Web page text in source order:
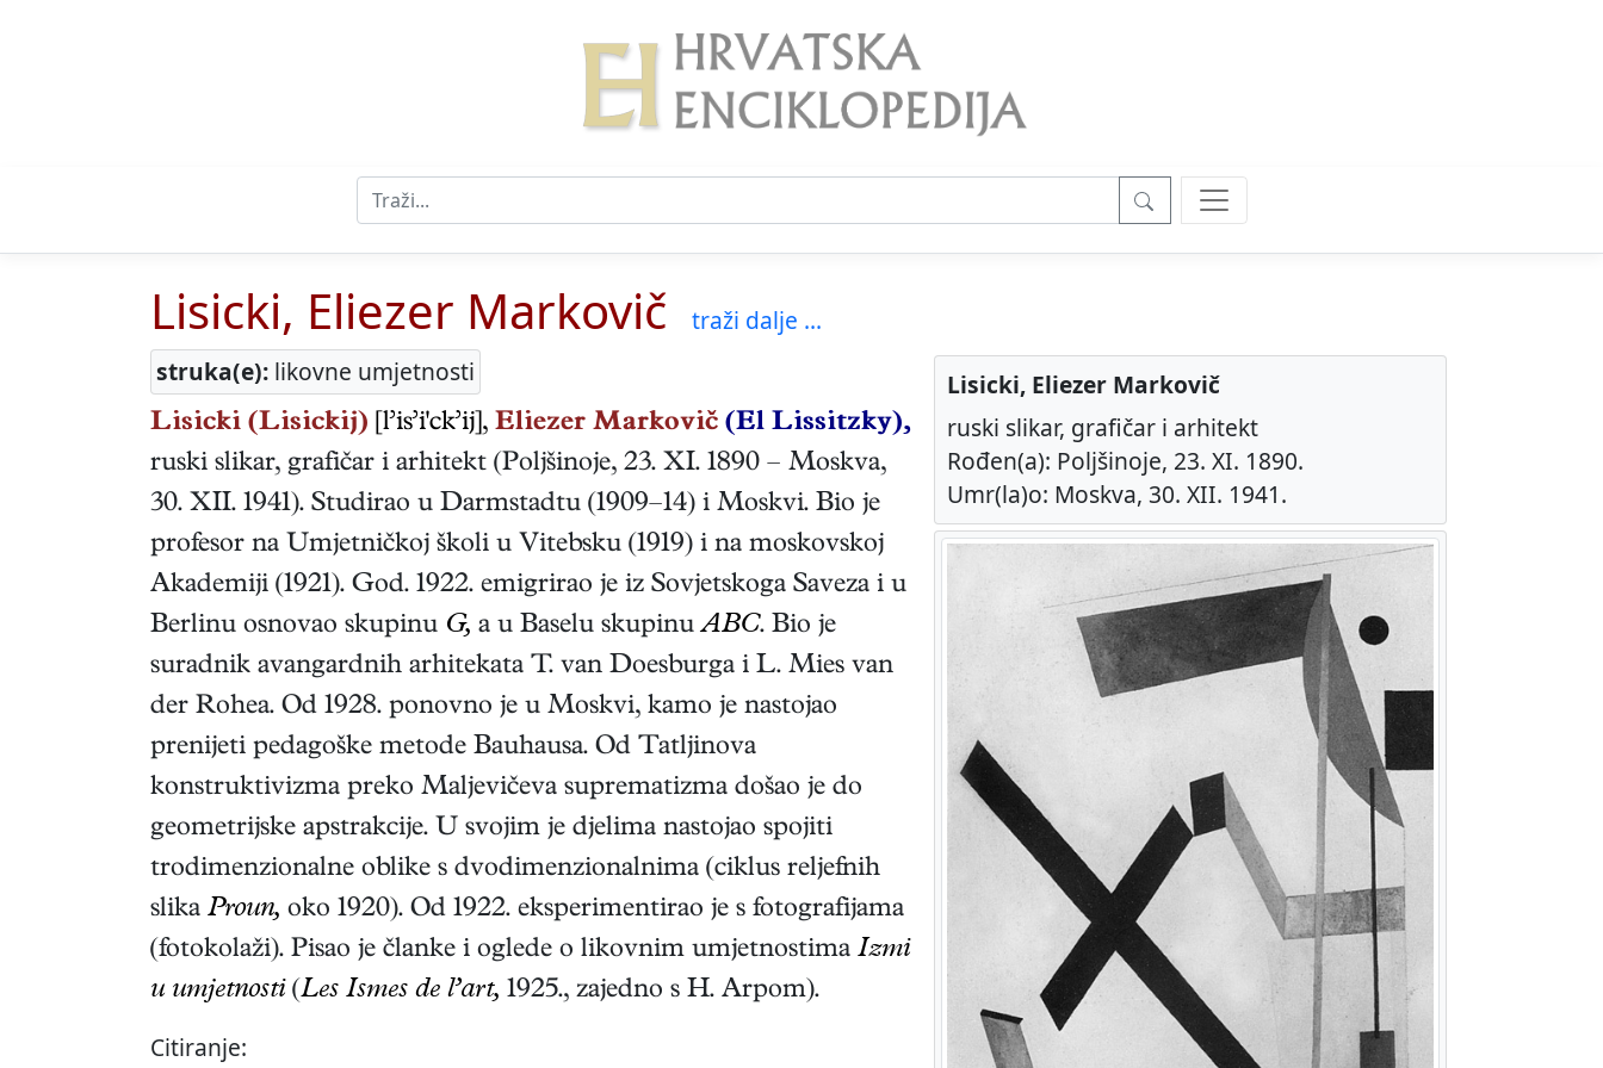
Lisicki, Eliezer Markovič
traži dalje ...
struka(e): likovne umjetnosti
Lisicki, Eliezer Markovič
ruski slikar, grafičar i arhitekt
Rođen(a): Poljšinoje, 23. XI. 1890.
Umr(la)o: Moskva, 30. XII. 1941.
Lisicki (Lisickij) [l’is’i'ck’ij], Eliezer Markovič (El Lissitzky),
ruski slikar, grafičar i arhitekt (Poljšinoje, 23. XI. 1890 – Moskva,
30. XII. 1941). Studirao u Darmstadtu (1909–14) i Moskvi. Bio je
profesor na Umjetničkoj školi u Vitebsku (1919) i na moskovskoj
Akademiji (1921). God. 1922. emigrirao je iz Sovjetskoga Saveza i u
Berlinu osnovao skupinu G, a u Baselu skupinuABC. Bio je
suradnik avangardnih arhitekata T. van Doesburga i L. Mies van
der Rohea. Od 1928. ponovno je u Moskvi, kamo je nastojao
prenijeti pedagoške metode Bauhausa. Od Tatljinova
konstruktivizma preko Maljevičeva suprematizma došao je do
geometrijske apstrakcije. U svojim je djelima nastojao spojiti
trodimenzionalne oblike s dvodimenzionalnima (ciklus reljefnih
slika Proun, oko 1920). Od 1922. eksperimentirao je s fotografijama
(fotokolaži). Pisao je članke i oglede o likovnim umjetnostima Izmi
u umjetnosti (Les Ismes de l’art, 1925., zajedno s H. Arpom).
Citiranje: